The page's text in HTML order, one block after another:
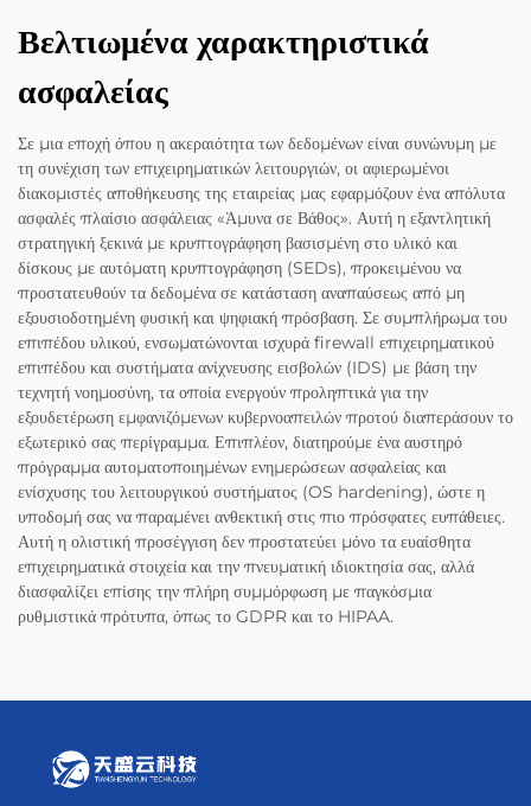
Βελτιωμένα χαρακτηριστικά
ασφαλείας
Σε μια εποχή όπου η ακεραιότητα των δεδομένων είναι συνώνυμη με
τη συνέχιση των επιχειρηματικών λειτουργιών, οι αφιερωμένοι
διακομιστές αποθήκευσης της εταιρείας μας εφαρμόζουν ένα απόλυτα
ασφαλές πλαίσιο ασφάλειας «Άμυνα σε Βάθος». Αυτή η εξαντλητική
στρατηγική ξεκινά με κρυπτογράφηση βασισμένη στο υλικό και
δίσκους με αυτόματη κρυπτογράφηση (SEDs), προκειμένου να
προστατευθούν τα δεδομένα σε κατάσταση αναπαύσεως από μη
εξουσιοδοτημένη φυσική και ψηφιακή πρόσβαση. Σε συμπλήρωμα του
επιπέδου υλικού, ενσωματώνονται ισχυρά firewall επιχειρηματικού
επιπέδου και συστήματα ανίχνευσης εισβολών (IDS) με βάση την
τεχνητή νοημοσύνη, τα οποία ενεργούν προληπτικά για την
εξουδετέρωση εμφανιζόμενων κυβερνοαπειλών προτού διαπεράσουν το
εξωτερικό σας περίγραμμα. Επιπλέον, διατηρούμε ένα αυστηρό
πρόγραμμα αυτοματοποιημένων ενημερώσεων ασφαλείας και
ενίσχυσης του λειτουργικού συστήματος (OS hardening), ώστε η
υποδομή σας να παραμένει ανθεκτική στις πιο πρόσφατες ευπάθειες.
Αυτή η ολιστική προσέγγιση δεν προστατεύει μόνο τα ευαίσθητα
επιχειρηματικά στοιχεία και την πνευματική ιδιοκτησία σας, αλλά
διασφαλίζει επίσης την πλήρη συμμόρφωση με παγκόσμια
ρυθμιστικά πρότυπα, όπως το GDPR και το HIPAA.